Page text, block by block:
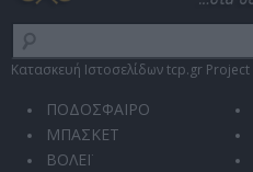
Κατασκευή Ιστοσελίδων tcp.gr Project
ΠΟΔΟΣΦΑΙΡΟ
ΜΠΑΣΚΕΤ
ΒΟΛΕΪ